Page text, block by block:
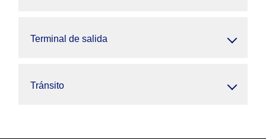
Terminal de salida
Tránsito